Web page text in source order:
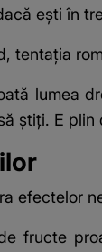
ești în
tentația
lumea
știți. E
efectelor
fructe